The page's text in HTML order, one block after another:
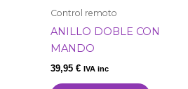
Control remoto
ANILLO DOBLE CON
MANDO
39,95 € IVA inc